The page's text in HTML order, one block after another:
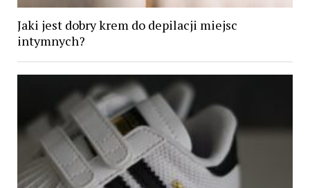
Jaki jest dobry krem do depilacji miejsc
intymnych?